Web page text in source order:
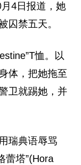
4日报道，她
囚禁五天。
恤。以
体，把她拖至
卫就踢她，并
瑞典语辱骂
蕾塔”(Hora